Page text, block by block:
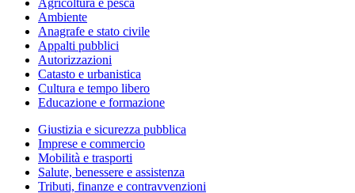
Agricoltura e pesca
Ambiente
Anagrafe e stato civile
Appalti pubblici
Autorizzazioni
Catasto e urbanistica
Cultura e tempo libero
Educazione e formazione
Giustizia e sicurezza pubblica
Imprese e commercio
Mobilità e trasporti
Salute, benessere e assistenza
Tributi, finanze e contravvenzioni